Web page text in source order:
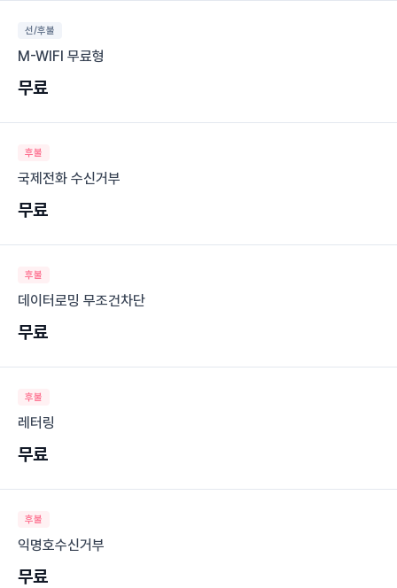
선/후불
M-WIFI 무료형
무료
후불
국제전화 수신거부
무료
후불
데이터로밍 무조건차단
무료
후불
레터링
무료
후불
익명호수신거부
무료